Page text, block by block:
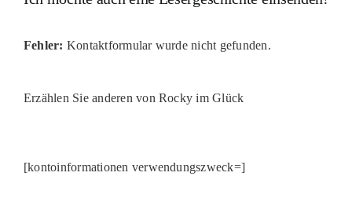
Fehler: Kontaktformular wurde nicht gefunden.
Erzählen Sie anderen von Rocky im Glück
[kontoinformationen verwendungszweck=]